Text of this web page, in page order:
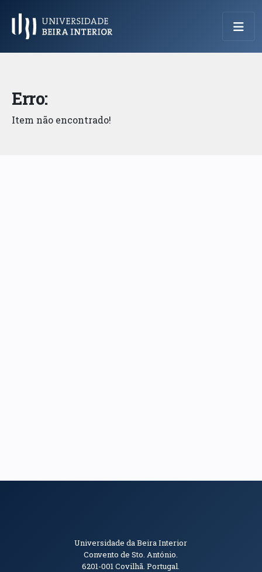
Menu Principal
Erro:
Item não encontrado!
Informações de Contacto
Universidade da Beira Interior
Convento de Sto. António.
6201-001Covilhã. Portugal.